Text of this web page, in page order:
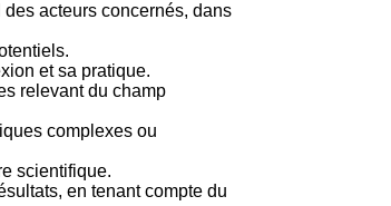
acteurs concernés, dans
et sa pratique.
relevant du champ
complexes ou
scientifique.
en tenant compte du